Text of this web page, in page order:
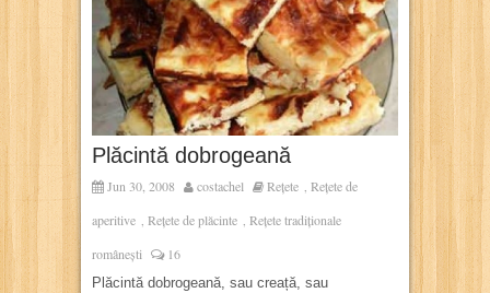
Plăcintă dobrogeană
Jun 30, 2008 costachel Rețete
Rețete de
aperitive
Rețete de plăcinte
Rețete tradiționale
românești
16
Plăcintă dobrogeană, sau creață, sau